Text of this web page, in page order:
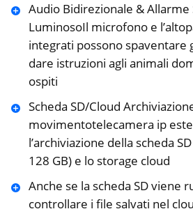
Audio Bidirezionale & Allarme
LuminosoIl microfono e
integrati possono spaventare
dare istruzioni agli animali
ospiti
Scheda SD/Cloud
movimentotelecamera ip
l’archiviazione della scheda
128 GB) e lo storage cloud
Anche se la scheda SD viene
controllare i file salvati nel